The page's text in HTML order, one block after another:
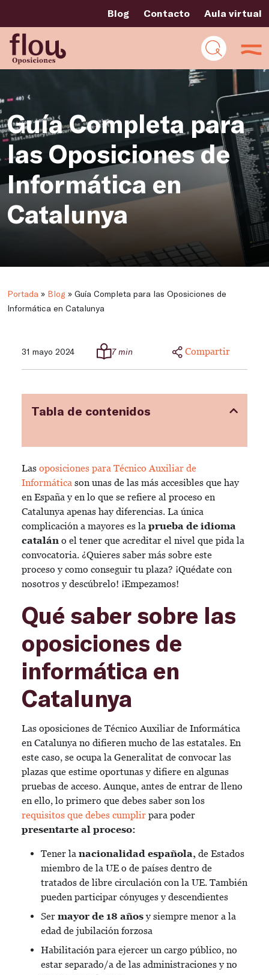
Blog Contacto Aula virtual
Guía Completa para
las Oposiciones de
Informática en
Catalunya
Portada » Blog » Guía Completa para las Oposiciones de
Informática en Catalunya
31 mayo 2024 7 min Compartir
Tabla de contenidos
Las oposiciones para Técnico Auxiliar de
Informática son unas de las más accesibles que hay
en España y en lo que se refiere al proceso en
Catalunya apenas hay diferencias. La única
complicación a mayores es la prueba de idioma
catalán o el tener que acreditar el nivel que pida la
convocatoria. ¿Quieres saber más sobre este
proceso y como conseguir tu plaza? ¡Quédate con
nosotros y descúbrelo! ¡Empezamos!
Qué saber sobre las
oposiciones de
informática en
Catalunya
Las oposiciones de Técnico Auxiliar de Informática
en Catalunya no difieren mucho de las estatales. En
este caso, se ocupa la Generalitat de convocar las
plazas que estime oportunas y difiere en algunas
pruebas de acceso. Aunque, antes de entrar de lleno
en ello, lo primero que debes saber son los
requisitos que debes cumplir para poder
presentarte al proceso:
Tener la nacionalidad española, de Estados
miembro de la UE o de países dentro de
tratados de libre circulación con la UE. También
pueden participar cónyuges y descendientes
Ser mayor de 18 añosy siempre menor a la
edad de jubilación forzosa
Habilitación para ejercer un cargo público, no
estar separado/a de las administraciones y no